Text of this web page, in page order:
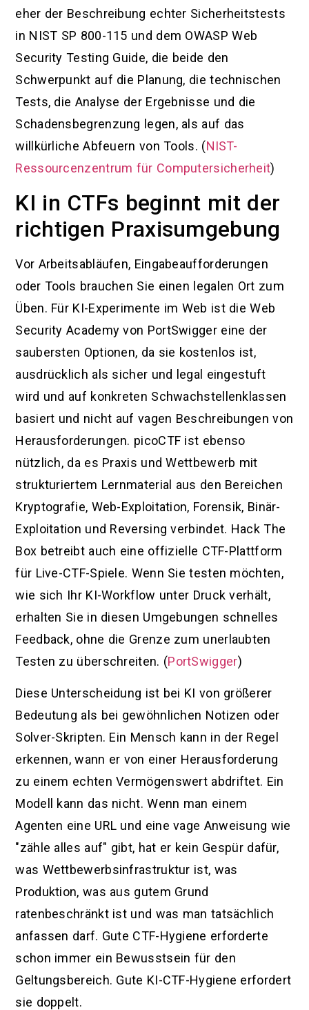
eher der Beschreibung echter Sicherheitstests
in NIST SP 800-115 und dem OWASP Web
Security Testing Guide, die beide den
Schwerpunkt auf die Planung, die technischen
Tests, die Analyse der Ergebnisse und die
Schadensbegrenzung legen, als auf das
willkürliche Abfeuern von Tools. (NIST-
Ressourcenzentrum für Computersicherheit)
KI in CTFs beginnt mit der
richtigen Praxisumgebung
Vor Arbeitsabläufen, Eingabeaufforderungen
oder Tools brauchen Sie einen legalen Ort zum
Üben. Für KI-Experimente im Web ist die Web
Security Academy von PortSwigger eine der
saubersten Optionen, da sie kostenlos ist,
ausdrücklich als sicher und legal eingestuft
wird und auf konkreten Schwachstellenklassen
basiert und nicht auf vagen Beschreibungen von
Herausforderungen. picoCTF ist ebenso
nützlich, da es Praxis und Wettbewerb mit
strukturiertem Lernmaterial aus den Bereichen
Kryptografie, Web-Exploitation, Forensik, Binär-
Exploitation und Reversing verbindet. Hack The
Box betreibt auch eine offizielle CTF-Plattform
für Live-CTF-Spiele. Wenn Sie testen möchten,
wie sich Ihr KI-Workflow unter Druck verhält,
erhalten Sie in diesen Umgebungen schnelles
Feedback, ohne die Grenze zum unerlaubten
Testen zu überschreiten. (PortSwigger)
Diese Unterscheidung ist bei KI von größerer
Bedeutung als bei gewöhnlichen Notizen oder
Solver-Skripten. Ein Mensch kann in der Regel
erkennen, wann er von einer Herausforderung
zu einem echten Vermögenswert abdriftet. Ein
Modell kann das nicht. Wenn man einem
Agenten eine URL und eine vage Anweisung wie
"zähle alles auf" gibt, hat er kein Gespür dafür,
was Wettbewerbsinfrastruktur ist, was
Produktion, was aus gutem Grund
ratenbeschränkt ist und was man tatsächlich
anfassen darf. Gute CTF-Hygiene erforderte
schon immer ein Bewusstsein für den
Geltungsbereich. Gute KI-CTF-Hygiene erfordert
sie doppelt.